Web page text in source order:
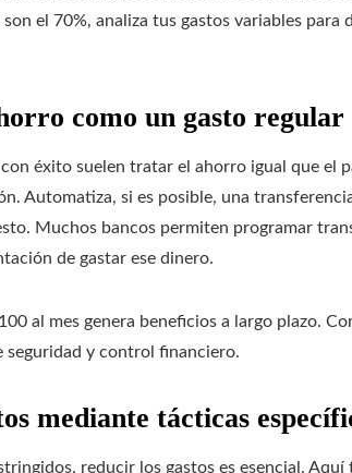
el 70%, analiza tus gastos variables
como un gasto regular
éxito suelen tratar el ahorro igual que el
Automatiza, si es posible, una
Muchos bancos permiten programar
de gastar ese dinero.
al mes genera beneficios a largo plazo.
seguridad y control financiero.
mediante tácticas
reducir los gastos es esencial.